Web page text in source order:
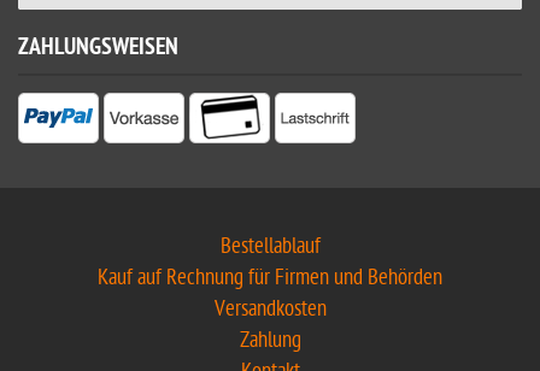
ZAHLUNGSWEISEN
Bestellablauf
Kauf auf Rechnung für Firmen und Behörden
Versandkosten
Zahlung